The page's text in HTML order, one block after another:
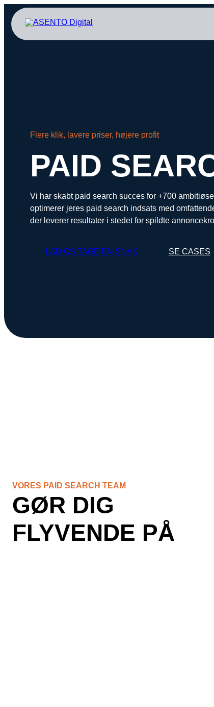
FÅ KORTLAGT DIN AI SYNLIGHED
Flere klik, lavere priser, højere profit
PAID
Vi har skabt paid search succes for +700
optimerer jeres paid search indsats med
der leverer resultater i stedet for spildte
LAD OS TAGE EN SNAK SE CASES
VORES PAID SEARCH TEAM
GØR DIG
FLYVENDE PÅ